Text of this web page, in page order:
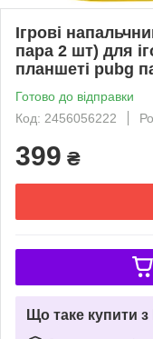
Ігрові
пара 2 шт) для
планшеті pubg
Готово до відправки
Код: 2456056222
399 ₴
Що таке купити